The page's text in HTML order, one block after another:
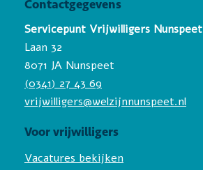
Contactgegevens
Servicepunt Vrijwilligers Nunspeet
Laan 32
8071 JA Nunspeet
(0341) 27 43 69
vrijwilligers@welzijnnunspeet.nl
Voor vrijwilligers
Vacatures bekijken